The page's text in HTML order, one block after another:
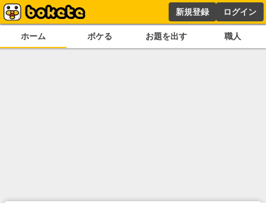
新規登録 ログイン
ホーム ボケる お題を出す 職人